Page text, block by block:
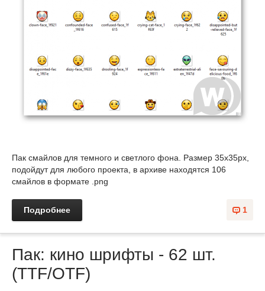
Пак смайлов для темного и светлого фона. Размер 35х35px,
подойдут для любого проекта, в архиве находятся 106
смайлов в формате .png
1
Подробнее
Пак: кино шрифты - 62 шт.
(TTF/OTF)